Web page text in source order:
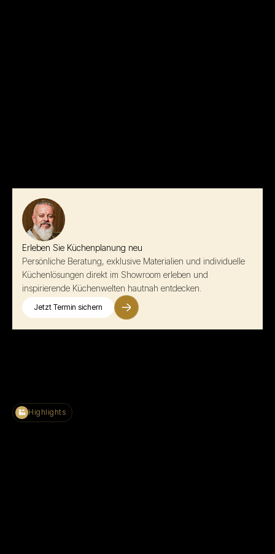
Erleben Sie Küchenplanung neu
Persönliche Beratung, exklusive Materialien und individuelle
Küchenlösungen direkt im Showroom erleben und
inspirierende Küchenwelten hautnah entdecken.
Jetzt Termin sichern
Highlights